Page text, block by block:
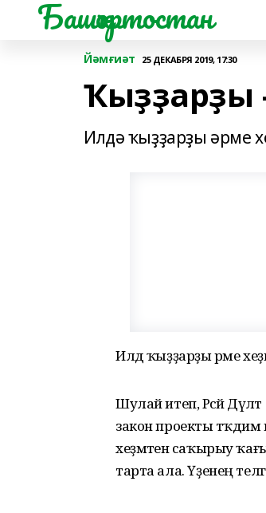
Башҡортостан
Йәмғиәт 25 ДЕКАБРЯ 2019, 17:30
Ҡыҙҙарҙы
Илдә ҡыҙҙарҙы әрме
Илдә ҡыҙҙарҙы әрме
Шулай итеп, Рәсәй
закон проекты тәҡдим
хеҙмәтенә саҡырыу
тарта ала. Үҙенең